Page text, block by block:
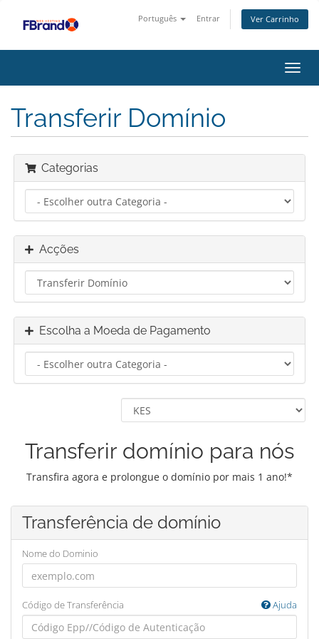
Português Entrar Ver Carrinho
Transferir Domínio
Categorias
Acções
Escolha a Moeda de Pagamento
Transferir domínio para nós
Transfira agora e prolongue o domínio por mais 1 ano!*
Transferência de domínio
Nome do Dominio
Código de Transferência Ajuda